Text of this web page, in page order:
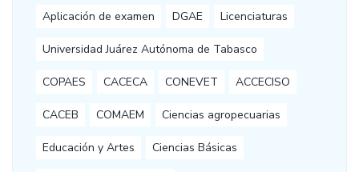
Aplicación de examen DGAE Licenciaturas
Universidad Juárez Autónoma de Tabasco
COPAES CACECA CONEVET ACCECISO
CACEB COMAEM Ciencias agropecuarias
Educación y Artes Ciencias Básicas